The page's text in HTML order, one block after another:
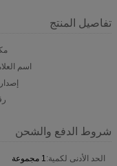
تفاصيل المنتج
اسم
شروط الدفع والشحن
الحد الأدنى لكمية:1 مجموعة